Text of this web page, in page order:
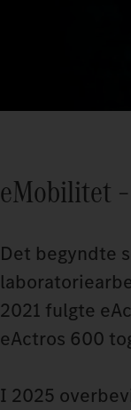
eMobilitet
Det begyndte
2021 fulgte
eActros 600
I 2025